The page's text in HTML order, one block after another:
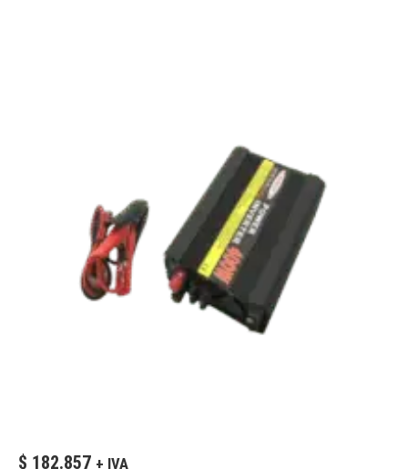
$ 182.857 + IVA